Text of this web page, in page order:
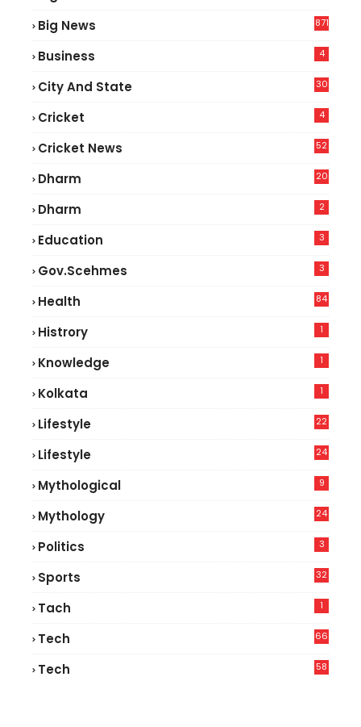
Big News 871
Business 4
City And State 30
Cricket 4
Cricket News
52
Dharm 20
Dharm 2
Education 3
Gov.scehmes 3
Health
84
Histrory 1
Knowledge 1
Kolkata 1
Lifestyle
22
Lifestyle
24
Mythological 9
Mythology 24
Politics 3
Sports 32
Tach 1
Tech
66
Tech
58